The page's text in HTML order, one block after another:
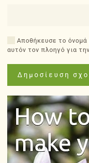
Αποθήκευσε το όνομά
αυτόν τον πλοηγό για
Δημοσίευση